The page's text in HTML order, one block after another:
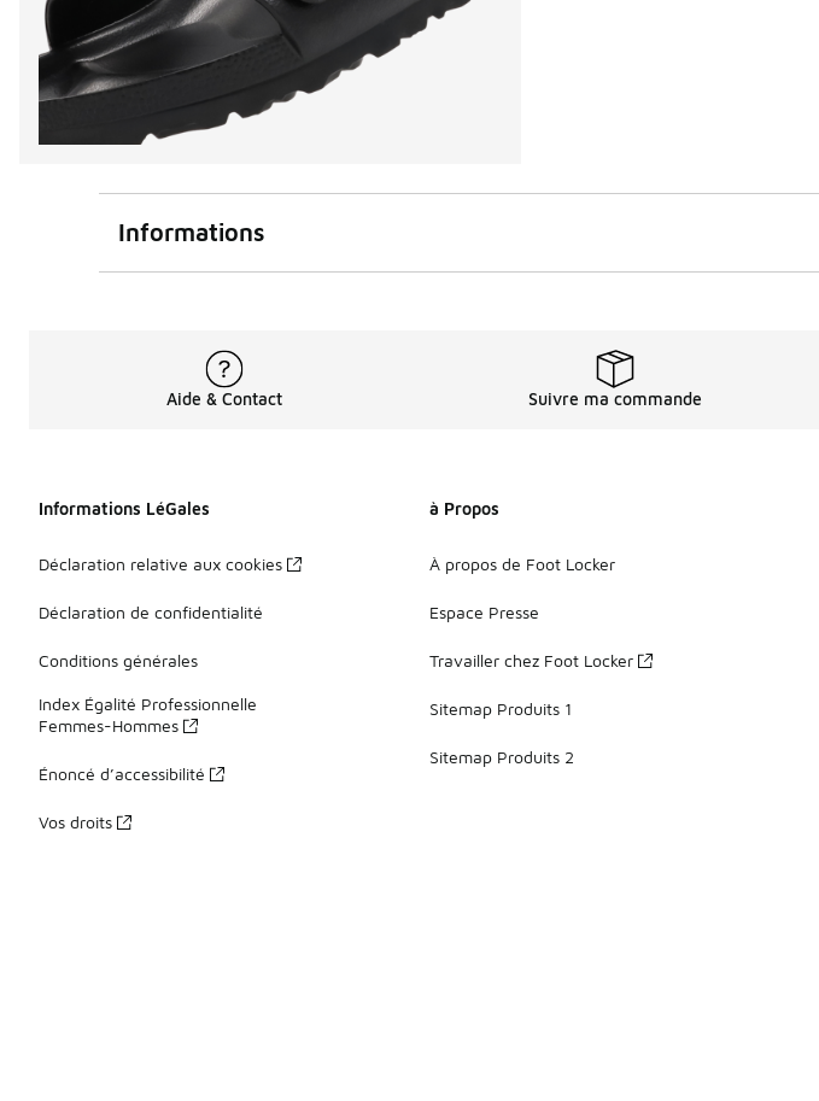
Informations
Aide & Contact Suivre ma commande
Informations LéGales
Déclaration relative aux cookies
Déclaration de confidentialité
Conditions générales
Index Égalité Professionnelle
Femmes-Hommes
Énoncé d’accessibilité
Vos droits
à Propos
À propos de Foot Locker
Espace Presse
Travailler chez Foot Locker
Sitemap Produits 1
Sitemap Produits 2